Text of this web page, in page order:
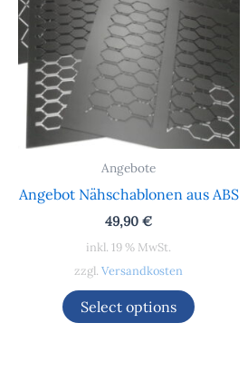
Angebote
Angebot Nähschablonen aus ABS
49,90€
inkl. 19 % MwSt.
zzgl.Versandkosten
Select options